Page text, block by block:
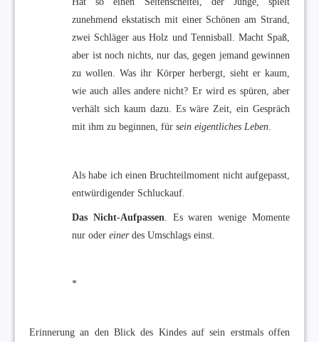
zunehmend ekstatisch mit einer Schönen am Strand,
zwei Schläger aus Holz und Tennisball. Macht Spaß,
aber ist noch nichts, nur das, gegen jemand gewinnen
zu wollen. Was ihr Körper herbergt, sieht er kaum,
wie auch alles andere nicht? Er wird es spüren, aber
verhält sich kaum dazu. Es wäre Zeit, ein Gespräch
mit ihm zu beginnen, für sein eigentliches Leben
Als habe ich einen Bruchteilmoment nicht aufgepasst,
entwürdigender Schluckauf.
Das Nicht-Aufpassen . Es waren wenige Momente
nur oder einerdes Umschlags einst.
*
Erinnerung an den Blick des Kindes auf sein erstmals offen